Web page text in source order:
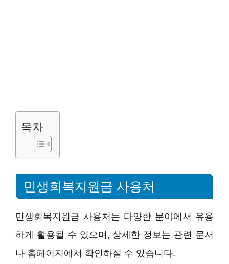
목차
민생회복지원금 사용처
민생회복지원금 사용처는 다양한 분야에서 유용
하게 활용될 수 있으며, 상세한 정보는 관련 문서
나 홈페이지에서 확인하실 수 있습니다.